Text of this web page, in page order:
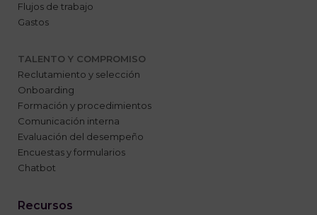
Flujos de trabajo
Gastos
TALENTO Y COMPROMISO
Reclutamiento y selección
Onboarding
Formación y procedimientos
Comunicación interna
Evaluación del desempeño
Encuestas y formularios
Chatbot
Recursos